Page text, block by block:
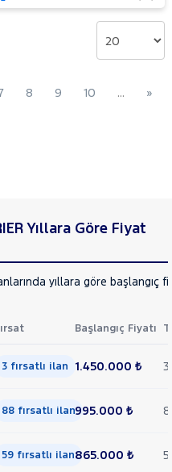
8 9 10 …
»
Yıllara Göre Fiyat
yıllara göre başlangıç
Başlangıç Fiyatı
3 fırsatlı ilan 1.450.000 ₺ 3
88 fırsatlı ilan995.000 ₺
59 fırsatlı ilan865.000 ₺